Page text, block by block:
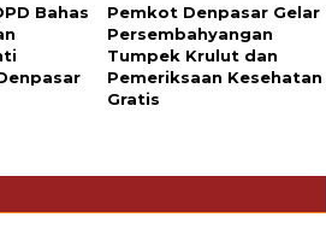
Bahas
Pemkot Denpasar Gelar
Persembahyangan
Tumpek Krulut dan
Pemeriksaan Kesehatan
Gratis